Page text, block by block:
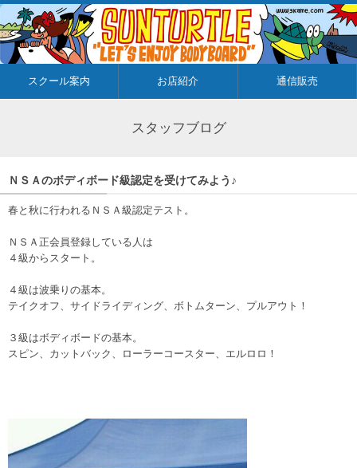
スクール案内 お店紹介 通信販売
スタッフブログ
ＮＳＡのボディボード級認定を受けてみよう♪
春と秋に行われるＮＳＡ級認定テスト。
ＮＳＡ正会員登録している人は
４級からスタート。
４級は波乗りの基本。
テイクオフ、サイドライディング、ボトムターン、プルアウト！
３級はボディボードの基本。
スピン、カットバック、ローラーコースター、エルロロ！